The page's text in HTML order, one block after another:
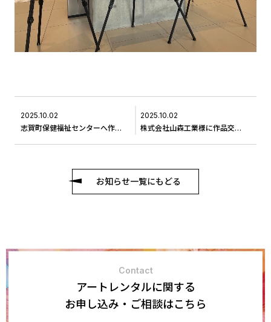
2025.10.02
志賀町保健福祉センターへ作品をお届けしました＃3
2025.10.02
株式会社山森工業様に作品交換に伺いました。＃12
お知らせ一覧にもどる
Contact
アートレンタルに関する
お申し込み・ご相談はこちら